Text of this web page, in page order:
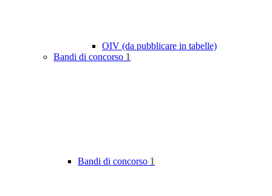
OIV (da pubblicare in tabelle)
Bandi di concorso 1
Bandi di concorso 1